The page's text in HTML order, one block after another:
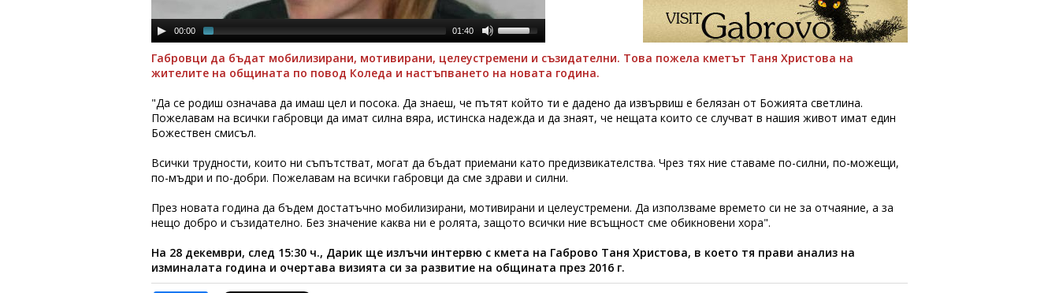
00:00 01:40
Габровци да бъдат мобилизирани, мотивирани, целеустремени и съзидателни. Това пожела кметът Таня Христова на
жителите на общината по повод Коледа и настъпването на новата година.
"Да се родиш означава да имаш цел и посока. Да знаеш, че пътят който ти е дадено да извървиш е белязан от Божията светлина.
Пожелавам на всички габровци да имат силна вяра, истинска надежда и да знаят, че нещата които се случват в нашия живот имат един
Божествен смисъл.
Всички трудности, които ни съпътстват, могат да бъдат приемани като предизвикателства. Чрез тях ние ставаме по-силни, по-можещи,
по-мъдри и по-добри. Пожелавам на всички габровци да сме здрави и силни.
През новата година да бъдем достатъчно мобилизирани, мотивирани и целеустремени. Да използваме времето си не за отчаяние, а за
нещо добро и съзидателно. Без значение каква ни е ролята, защото всички ние всъщност сме обикновени хора".
На 28 декември, след 15:30 ч., Дарик ще излъчи интервю с кмета на Габрово Таня Христова, в което тя прави анализ на
изминалата година и очертава визията си за развитие на общината през 2016 г.